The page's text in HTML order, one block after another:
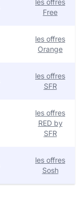
les offres
Free
les offres
Orange
les offres
SFR
les offres
RED by
SFR
les offres
Sosh